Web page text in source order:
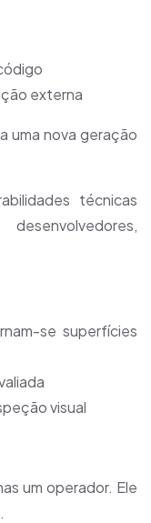
externa
uma nova geração
técnicas
se superfícies
visual
um operador. Ele